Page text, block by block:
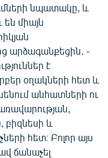
նպատակը, և
միայն
արձագանքեցին․ -
է
օղակների հետ և
անհատների ու
և
հետ։ Բոլոր այս
ճանաչել